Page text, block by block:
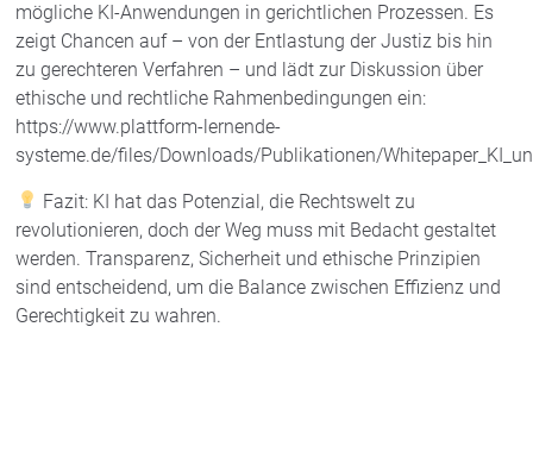
mögliche KI-Anwendungen in gerichtlichen Prozessen. Es
zeigt Chancen auf – von der Entlastung der Justiz bis hin
zu gerechteren Verfahren – und lädt zur Diskussion über
ethische und rechtliche Rahmenbedingungen ein:
https://www.plattform-lernende-
systeme.de/files/Downloads/Publikationen/
Fazit: KI hat das Potenzial, die Rechtswelt zu
revolutionieren, doch der Weg muss mit Bedacht gestaltet
werden. Transparenz, Sicherheit und ethische Prinzipien
sind entscheidend, um die Balance zwischen Effizienz und
Gerechtigkeit zu wahren.